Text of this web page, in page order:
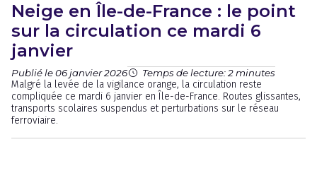
Neige en Île-de-France : le point
sur la circulation ce mardi 6
janvier
Publié le 06 janvier 2026 Temps de lecture: 2 minutes
Malgré la levée de la vigilance orange, la circulation reste
compliquée ce mardi 6 janvier en Île-de-France. Routes glissantes,
transports scolaires suspendus et perturbations sur le réseau
ferroviaire.